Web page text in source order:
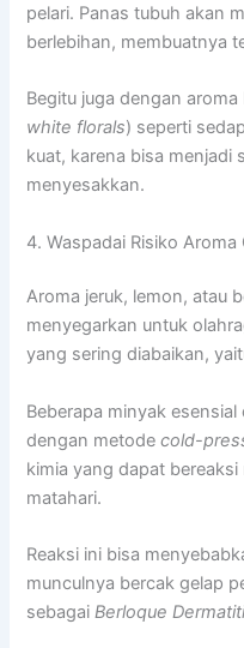
pelari. Panas tubuh akan
berlebihan, membuatnya
Begitu juga dengan
white florals) seperti
kuat, karena bisa menjadi
menyesakkan.
4. Waspadai Risiko
Aroma jeruk, lemon, atau
menyegarkan untuk
yang sering diabaikan,
Beberapa minyak
dengan metodecold-
kimia yang dapat
matahari.
Reaksi ini bisa
munculnya bercak gelap
sebagaiBerloque